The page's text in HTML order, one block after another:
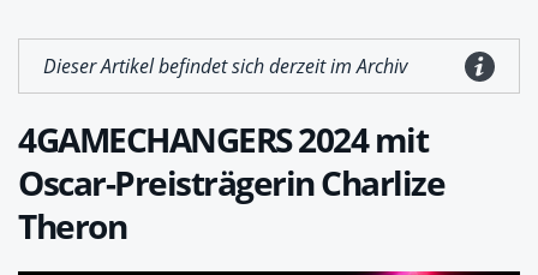
Dieser Artikel befindet sich derzeit im Archiv
4GAMECHANGERS 2024 mit
Oscar-Preisträgerin Charlize
Theron